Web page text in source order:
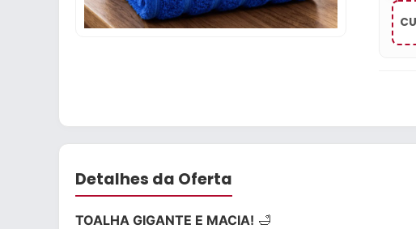
Detalhes da Oferta
TOALHA GIGANTE E MACIA! 🛁